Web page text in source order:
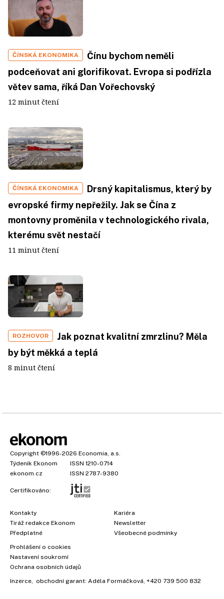
ČÍNSKÁ EKONOMIKA
Čínu bychom neměli
podceňovat ani glorifikovat. Evropa si podřízla
větev sama, říká Dan Vořechovský
12 minut čtení
ČÍNSKÁ EKONOMIKA
Drsný kapitalismus, který by
evropské firmy nepřežily. Jak se Čína z
montovny proměnila v technologického rivala,
kterému svět nestačí
11 minut čtení
ROZHOVOR
Jak poznat kvalitní zmrzlinu? Měla
by být měkká a teplá
8 minut čtení
Copyright ©1996-2026 Economia, a.s.
Týdeník Ekonom
ISSN 1210-0714
ekonom.cz
ISSN 2787-9380
Certifikováno:
Kontakty
Tiráž redakce Ekonom
Předplatné
Kariéra
Newsletter
Všeobecné podmínky
Prohlášení o cookies
Nastavení soukromí
Ochrana osobních údajů
Inzerce, obchodní garant: Adéla Formáčková, +420 739 500 832